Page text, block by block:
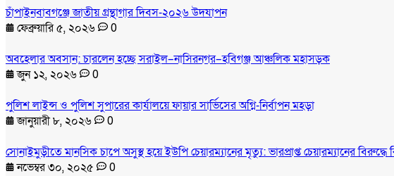
চাঁপাইনবাবগঞ্জে জাতীয় গ্রন্থাগার দিবস-২০২৬ উদযাপন
ফেব্রুয়ারি ৫, ২০২৬
0
অবহেলার অবসান: চারলেন হচ্ছে সরাইল–নাসিরনগর–হবিগঞ্জ আঞ্চলিক মহাসড়ক
জুন ১২, ২০২৬
0
পুলিশ লাইন্স ও পুলিশ সুপারের কার্যালয়ে ফায়ার সার্ভিসের অগ্নি-নির্বাপন মহড়া
জানুয়ারী ৮, ২০২৬
0
সোনাইমুড়ীতে মানসিক চাপে অসুস্থ হয়ে ইউপি চেয়ারম্যানের মৃত্যু: ভারপ্রাপ্ত চেয়ারম্যানের
নভেম্বর ৩০, ২০২৫
0